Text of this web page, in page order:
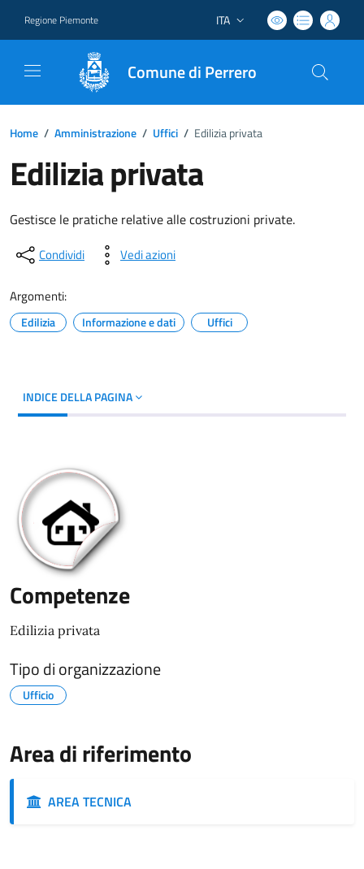
Regione Piemonte Lingua attiva:
ITA
Comune di Perrero
Home / Amministrazione / Uffici / Edilizia privata
Edilizia privata
Gestisce le pratiche relative alle costruzioni private.
Condividi Vedi azioni
Argomenti:
Edilizia Informazione e dati Uffici
INDICE DELLA PAGINA
Competenze
Edilizia privata
Tipo di organizzazione
Ufficio
Area di riferimento
AREA TECNICA